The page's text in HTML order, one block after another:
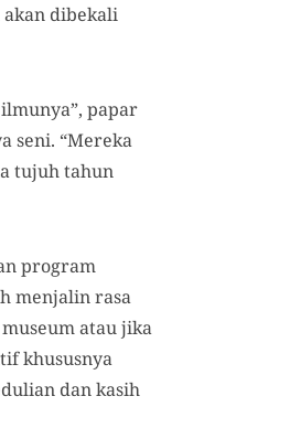
dibekali
papar
seni. “Mereka
tujuh tahun
program
menjalin rasa
atau jika
khususnya
dan kasih